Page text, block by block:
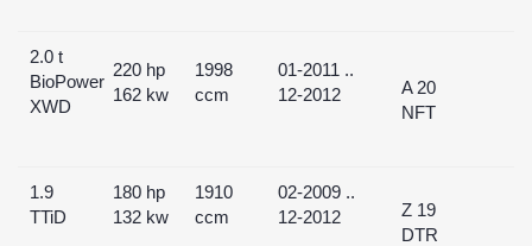
2.0 t
BioPower
XWD
220 hp
162 kw
1998
ccm
01-2011 ..
12-2012
A 20
NFT
1.9
TTiD
180 hp
132 kw
1910
ccm
02-2009 ..
12-2012
Z 19
DTR